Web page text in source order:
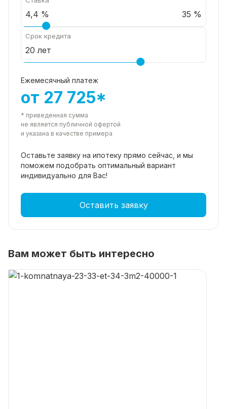
35 %
Срок кредита
Ежемесячный платеж
от 27 725*
* приведенная сумма
не является публичной офертой
и указана в качестве примера
Оставьте заявку на ипотеку прямо сейчас, и мы
поможем подобрать оптимальный вариант
индивидуально для Вас!
Оставить заявку
Вам может быть интересно